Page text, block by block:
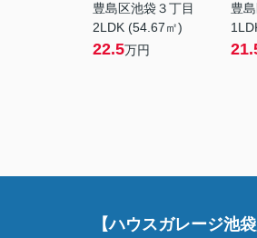
豊島区池袋３丁目
2LDK (54.67㎡)
22.5万円
豊
【ハウスガレージ池袋